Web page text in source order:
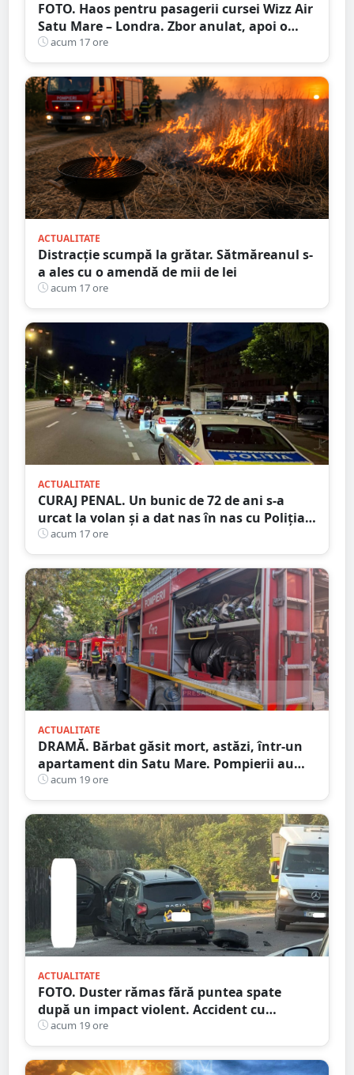
FOTO. Haos pentru pasagerii cursei Wizz Air
Satu Mare – Londra. Zbor anulat, apoi o
nouă întârziere. Fără explicații clare
acum 17 ore
ACTUALITATE
Distracție scumpă la grătar. Sătmăreanul s-
a ales cu o amendă de mii de lei
acum 17 ore
ACTUALITATE
CURAJ PENAL. Un bunic de 72 de ani s-a
urcat la volan și a dat nas în nas cu Poliția
Satu Mare
acum 17 ore
ACTUALITATE
DRAMĂ. Bărbat găsit mort, astăzi, într-un
apartament din Satu Mare. Pompierii au
spart ușa
acum 19 ore
ACTUALITATE
FOTO. Duster rămas fără puntea spate
după un impact violent. Accident cu
implicarea unei mașini din Satu Mare
acum 19 ore